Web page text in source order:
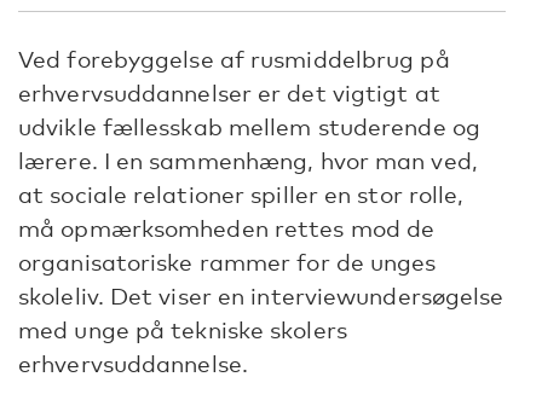
Ved forebyggelse af rusmiddelbrug på
erhvervsuddannelser er det vigtigt at
udvikle fællesskab mellem studerende og
lærere. I en sammenhæng, hvor man ved,
at sociale relationer spiller en stor rolle,
må opmærksomheden rettes mod de
organisatoriske rammer for de unges
skoleliv. Det viser en interviewundersøgelse
med unge på tekniske skolers
erhvervsuddannelse.